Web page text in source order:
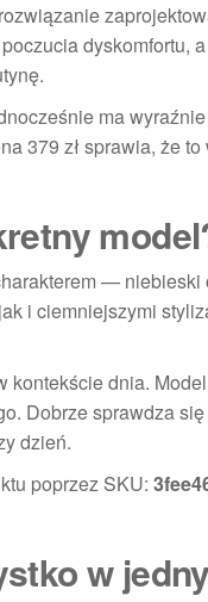
dyskomfortu,
ma
379 zł sprawia, że
—
i ciemniejszymi
kontekście dnia.
Dobrze sprawdza
dzień.
poprzez SKU:
w